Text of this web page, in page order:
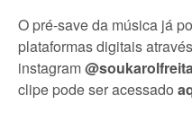
O pré-save da música já
plataformas digitais
instagram
clipe pode ser acessado